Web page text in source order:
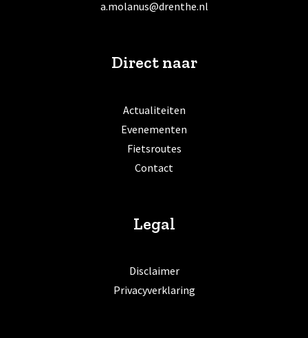
a.molanus@drenthe.nl
Direct naar
Actualiteiten
Evenementen
Fietsroutes
Contact
Legal
Disclaimer
Privacyverklaring